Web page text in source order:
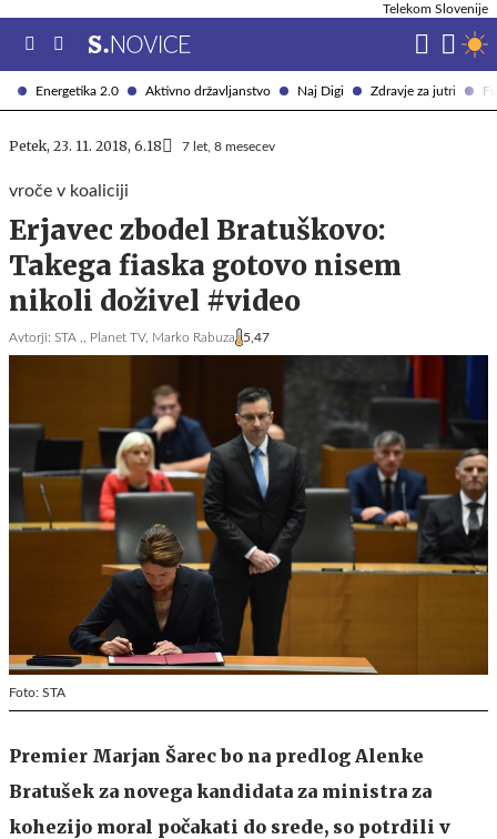
Energetika 2.0 Aktivno državljanstvo Naj Digi Zdravje za jutri
Telekom Slovenije
Petek, 23. 11. 2018, 6.18 7 let, 8 mesecev
vroče v koaliciji
Erjavec zbodel Bratuškovo:
Takega fiaska gotovo nisem
nikoli doživel #video
Avtorji: STA ,, Planet TV, Marko Rabuza 5,47
Foto: STA
Premier Marjan Šarec bo na predlog Alenke
Bratušek za novega kandidata za ministra za
kohezijo moral počakati do srede, so potrdili v